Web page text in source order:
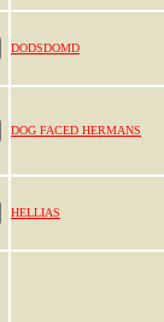
DODSDOMD
DOG FACED HERMANS
HELLIAS